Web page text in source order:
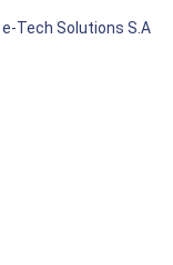
e-Tech Solutions S.A